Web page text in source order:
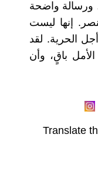
ورسالة واضحة
إنها ليست
الحرية. لقد
باقٍ، وأن
Translate